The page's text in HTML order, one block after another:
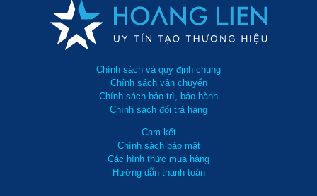
Chính sách và quy định chung
Chính sách vận chuyển
Chính sách bảo trì, bảo hành
Chính sách đổi trả hàng
Cam kết
Chính sách bảo mật
Các hình thức mua hàng
Hướng dẫn thanh toán